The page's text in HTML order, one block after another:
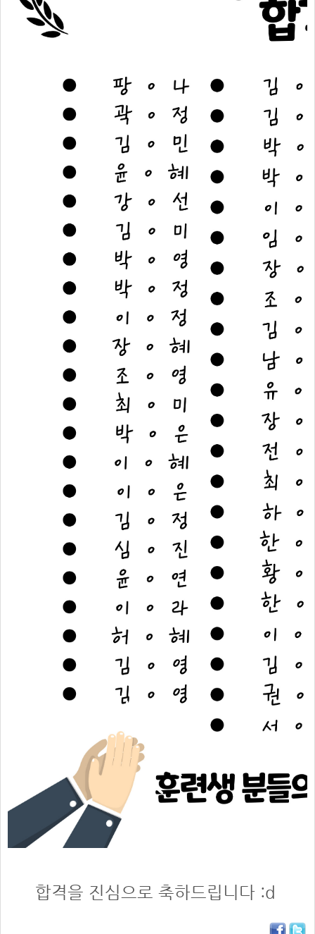
합격을 진심으로 축하드립니다 :d